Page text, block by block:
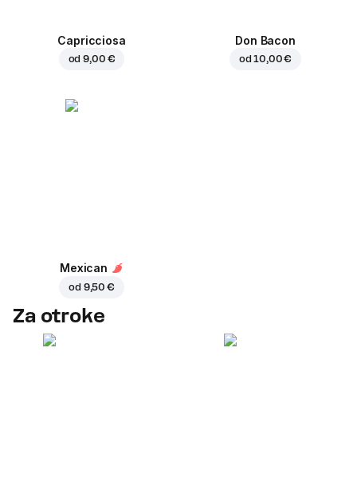
Capricciosa
od9,00 €
Don Bacon
od10,00 €
Mexican
od 9,50 €
Za otroke